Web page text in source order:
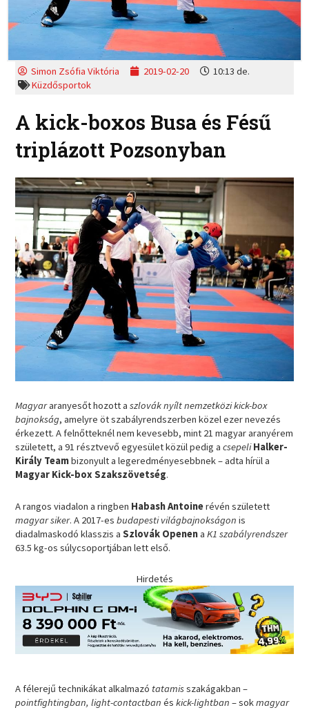
Simon Zsófia Viktória 2019-02-20
10:13 de.
Küzdősportok
A kick-boxos Busa és Fésű
triplázott Pozsonyban
Magyararanyesőt hozott a szlovák nyílt nemzetközi kick-box
bajnokság, amelyre öt szabályrendszerben közel ezer nevezés
érkezett. A felnőtteknél nem kevesebb, mint 21 magyar aranyérem
született, a 91 résztvevő egyesület közül pedig acsepeli Halker-
Király Teambizonyult a legeredményesebbnek – adta hírül a
Magyar Kick-box Szakszövetség.
A rangos viadalon a ringben Habash Antoinerévén született
magyar siker. A 2017-esbudapesti világbajnokságon is
diadalmaskodó klasszis aSzlovák OpenenaK1 szabályrendszer
63.5 kg-os súlycsoportjában lett első.
Hirdetés
A félerejű technikákat alkalmazó tatamisszakágakban –
pointfightingban, light-contactban éskick-lightban – sokmagyar